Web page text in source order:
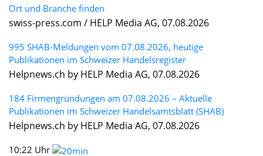
Ort und Branche finden
swiss-press.com / HELP Media AG, 07.08.2026
995 SHAB-Meldungen vom 07.08.2026, heutige
Publikationen im Schweizer Handelsregister
Helpnews.ch by HELP Media AG, 07.08.2026
184 Firmengründungen am 07.08.2026 – Aktuelle
Publikationen im Schweizer Handelsamtsblatt (SHAB)
Helpnews.ch by HELP Media AG, 07.08.2026
10:22 Uhr